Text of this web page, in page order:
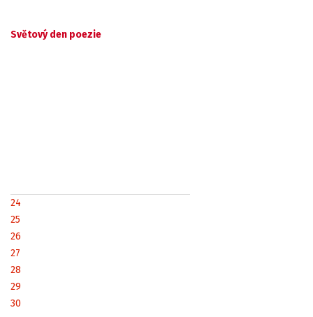
Světový den poezie
24
25
26
27
28
29
30